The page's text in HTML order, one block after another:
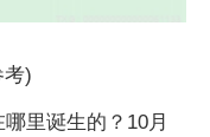
考)
里诞生的？10月